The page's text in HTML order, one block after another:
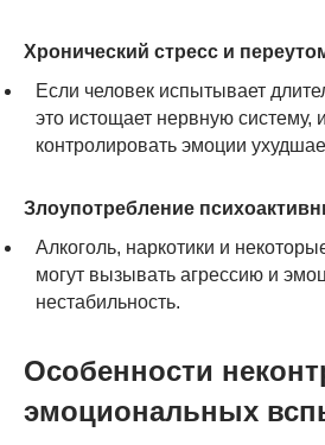
Хронический стресс и
Если человек испытывает
это истощает нервную систему,
контролировать эмоции
Злоупотребление
Алкоголь, наркотики и
могут вызывать агрессию и
нестабильность.
Особенности
эмоциональных